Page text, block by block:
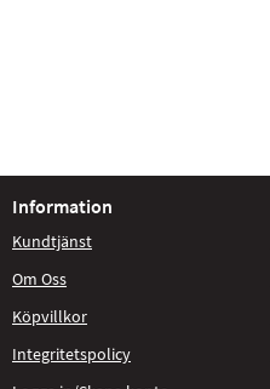
Information
Kundtjänst
Om Oss
Köpvillkor
Integritetspolicy